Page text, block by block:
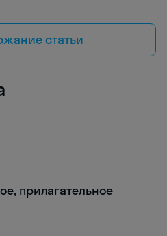
статьи
прилагательное